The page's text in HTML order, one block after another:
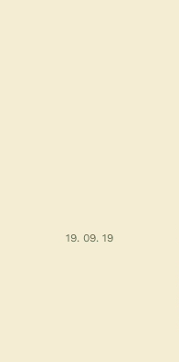
19. 09. 19